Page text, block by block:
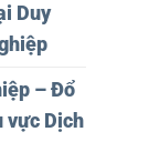
Duy
– Đổ
vực Dịch